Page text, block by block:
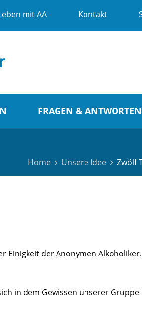
mit AA Kontakt
FRAGEN & ANTWORTEN
Home Unsere Idee Zwölf
Einigkeit der Anonymen Alkoholiker.
in dem Gewissen unserer Gruppe